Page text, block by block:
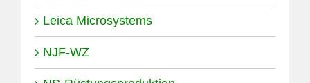
Leica Microsystems
NJF-WZ